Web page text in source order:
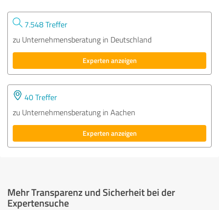
7.548 Treffer
zu Unternehmensberatung in Deutschland
Experten anzeigen
40 Treffer
zu Unternehmensberatung in Aachen
Experten anzeigen
Mehr Transparenz und Sicherheit bei der
Expertensuche